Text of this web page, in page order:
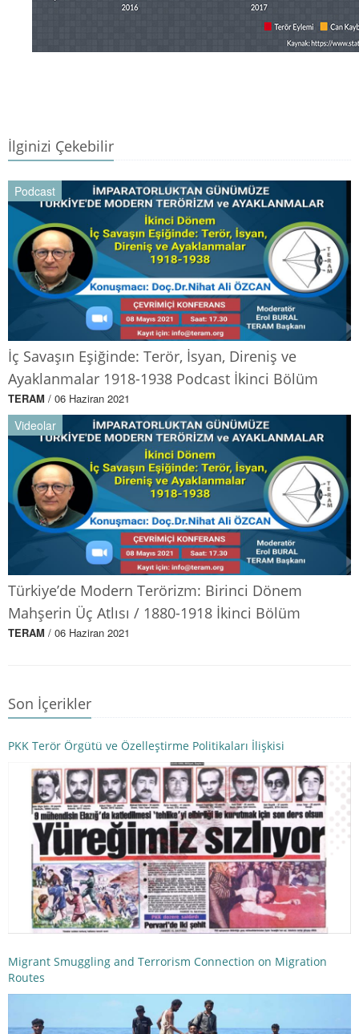
İlginizi Çekebilir
Podcast
İç Savaşın Eşiğinde: Terör, İsyan, Direniş ve
Ayaklanmalar 1918-1938 Podcast İkinci Bölüm
TERAM / 06 Haziran 2021
Videolar
Türkiye’de Modern Terörizm: Birinci Dönem
Mahşerin Üç Atlısı / 1880-1918 İkinci Bölüm
TERAM / 06 Haziran 2021
Son İçerikler
PKK Terör Örgütü ve Özelleştirme Politikaları İlişkisi
Migrant Smuggling and Terrorism Connection on Migration
Routes